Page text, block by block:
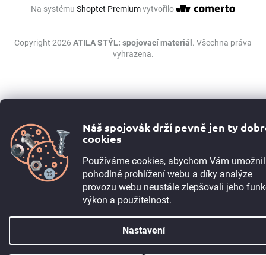
Náš spojovák drží pevně jen ty
cookies
Používáme cookies, abychom Vám
pohodlné prohlížení webu a díky analýze
provozu webu neustále zlepšovali jeho
výkon a použitelnost.
Nastavení
Na systému Shoptet Premiumvytvořilo
Copyright 2026 ATILA STÝL: spojovací materiál . Všechna práva
vyhrazena.